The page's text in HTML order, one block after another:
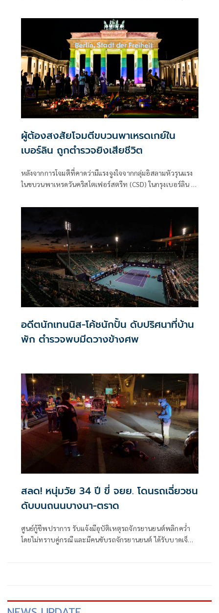
ผู้ต้องสงสัยโจมตีขบวนพาเหรดเกย์ใน
เบอร์ลิน ถูกตำรวจยิงเสียชีวิต
หลังจากการโจมตีที่คาดว่ามีแรงจูงใจจากกลุ่มอิสลามหัวรุนแรง
ในขบวนพาเหรดวันคริสโตเฟอร์สตรีท (CSD) ในกรุงเบอร์ลิน ผู้
อดีตนักเทนนิส-โค้ชนักปั้น ดับปริศนาที่บ้าน
พัก ตำรวจพบมีดวางข้างศพ
สลด! หนุ่มวัย 34 ปี ขี่ จยย. โดนรถเฉี่ยวชน
ดับบนถนนบางนา-ตราด
ศูนย์กู้ชีพปราการ รับแจ้งมีอุบัติเหตุรถจักรยานยนต์พลิกคว่ำ
โดยไม่ทราบคู่กรณี และมีคนขับรถจักรยานยนต์ ได้รับบาดเจ็บ